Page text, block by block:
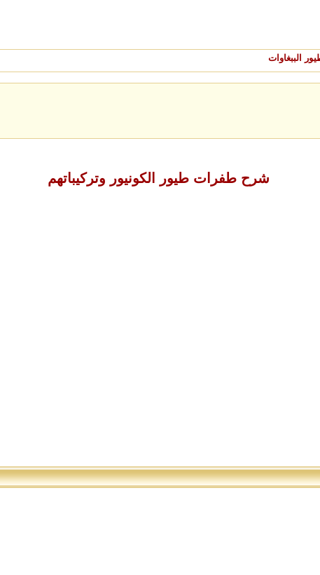
الببغاوات
شرح طفرات طيور الكونيور وتركيباتهم